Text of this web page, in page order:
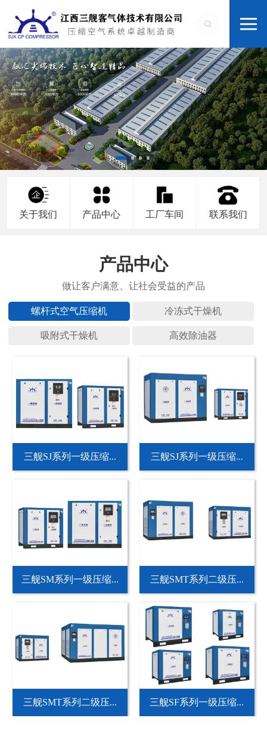
关于我们 产品中心 工厂车间 联系我们
产品中心
螺杆式空 冷冻式干
吸附式干 高效除油
三舰SJ系列一级压缩... 三舰SJ系列一级压缩...
三舰SM系列一级压缩... 三舰SMT系列二级压...
三舰SMT系列二级压... 三舰SF系列一级压缩...